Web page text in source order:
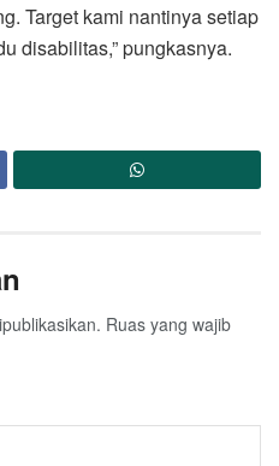
Target kami nantinya setiap
disabilitas,” pungkasnya.
Ruas yang wajib